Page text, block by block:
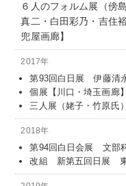
６人のフォルム展（傍
真二・白田彩乃・吉住
兜屋画廊】
2017年
第93回白日展 伊藤清
個展【川口・埼玉画廊】
三人展（姥子・竹原氏
2018年
第94回白日会展 文部
改組 新第五回日展